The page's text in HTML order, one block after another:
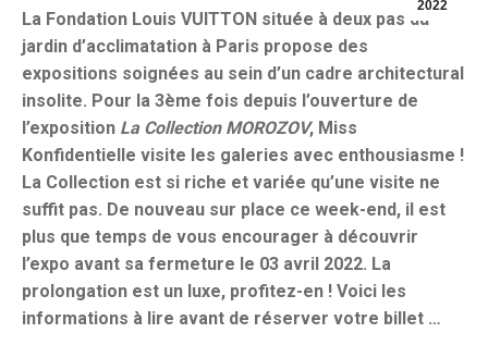
2022
La Fondation Louis VUITTON située à deux pas du
jardin d’acclimatation à Paris propose des
expositions soignées au sein d’un cadre architectural
insolite. Pour la 3ème fois depuis l’ouverture de
l’exposition La Collection MOROZOV, Miss
Konfidentielle visite les galeries avec enthousiasme !
La Collection est si riche et variée qu’une visite ne
suffit pas. De nouveau sur place ce week-end, il est
plus que temps de vous encourager à découvrir
l’expo avant sa fermeture le 03 avril 2022. La
prolongation est un luxe, profitez-en ! Voici les
informations à lire avant de réserver votre billet …